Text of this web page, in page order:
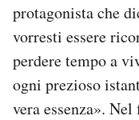
AREA PERSONALE
Area Personale
Newsletter
Notifiche mobile
protagonista che
vorresti essere
perdere tempo a
ogni prezioso
vera essenza».